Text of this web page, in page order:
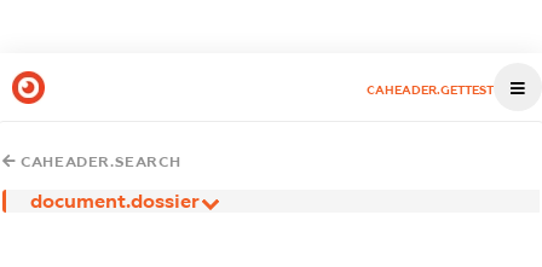
CAHEADER.GETTEST
CAHEADER.SEARCH
document.dossier